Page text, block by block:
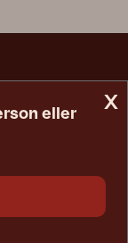
x
eller